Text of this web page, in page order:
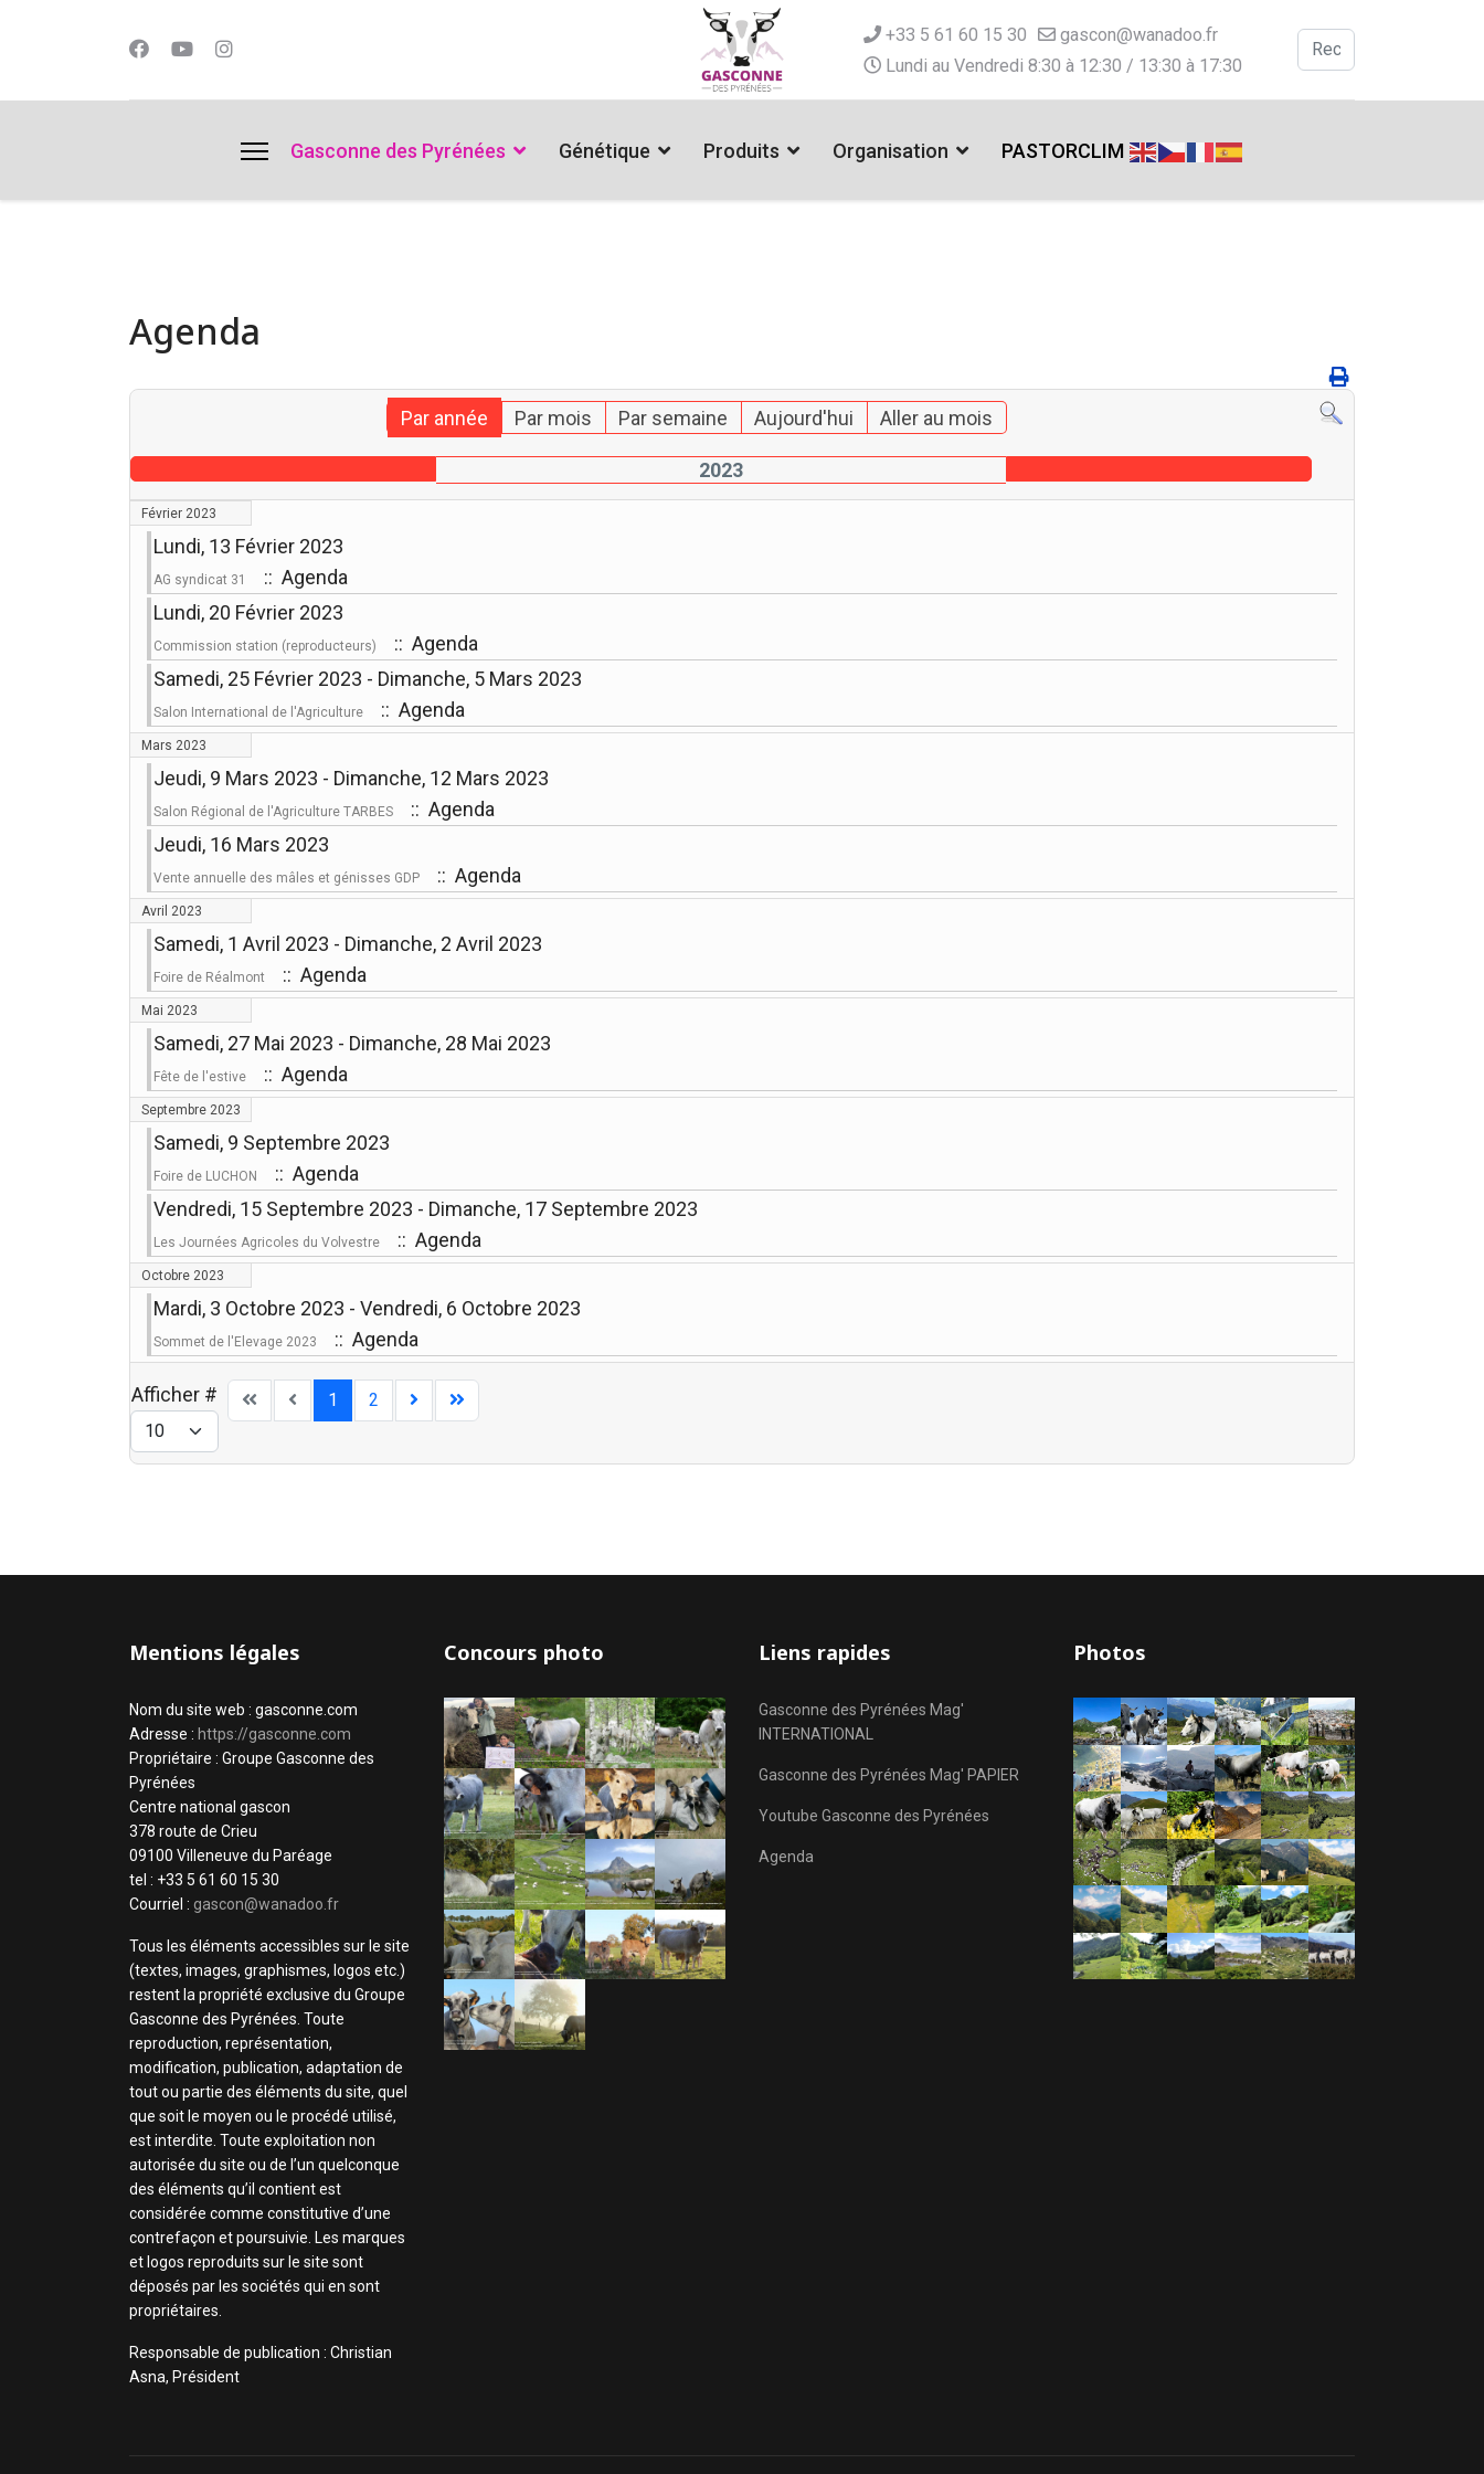
+33 5 61 60 15 30
gascon@wanadoo.fr
Lundi au Vendredi 8:30 à 12:30 / 13:30 à 17:30
Valider
Gasconne des Pyrénées Génétique Produits Organisation PASTORCLIM
Agenda
Par année Par mois Par semaine Aujourd'hui Aller au mois
2023
Février 2023
Lundi, 13 Février 2023
AG syndicat 31
:: Agenda
Lundi, 20 Février 2023
Commission station (reproducteurs)
:: Agenda
Samedi, 25 Février 2023 - Dimanche, 5 Mars 2023
Salon International de l'Agriculture :: Agenda
Mars 2023
Jeudi, 9 Mars 2023 - Dimanche, 12 Mars 2023
Salon Régional de l'Agriculture TARBES
:: Agenda
Jeudi, 16 Mars 2023
Vente annuelle des mâles et génisses GDP :: Agenda
Avril 2023
Samedi, 1 Avril 2023 - Dimanche, 2 Avril 2023
Foire de Réalmont :: Agenda
Mai 2023
Samedi, 27 Mai 2023 - Dimanche, 28 Mai 2023
Fête de l'estive :: Agenda
Septembre 2023
Samedi, 9 Septembre 2023
Foire de LUCHON
:: Agenda
Vendredi, 15 Septembre 2023 - Dimanche, 17 Septembre 2023
Les Journées Agricoles du Volvestre :: Agenda
Octobre 2023
Mardi, 3 Octobre 2023 - Vendredi, 6 Octobre 2023
Sommet de l'Elevage 2023 :: Agenda
Afficher # 1 2
Mentions légales
Nom du site web : gasconne.com
Adresse : https://gasconne.com
Propriétaire : Groupe Gasconne des
Pyrénées
Centre national gascon
378 route de Crieu
09100 Villeneuve du Paréage
tel : +33 5 61 60 15 30
Courriel : gascon@wanadoo.fr
Tous les éléments accessibles sur le site
(textes, images, graphismes, logos etc.)
restent la propriété exclusive du Groupe
Gasconne des Pyrénées. Toute
reproduction, représentation,
modification, publication, adaptation de
tout ou partie des éléments du site, quel
que soit le moyen ou le procédé utilisé,
est interdite. Toute exploitation non
autorisée du site ou de l’un quelconque
des éléments qu’il contient est
considérée comme constitutive d’une
contrefaçon et poursuivie. Les marques
et logos reproduits sur le site sont
déposés par les sociétés qui en sont
propriétaires.
Responsable de publication : Christian
Asna, Président
Concours photo Liens rapides
Gasconne des Pyrénées Mag'
INTERNATIONAL
Gasconne des Pyrénées Mag' PAPIER
Youtube Gasconne des Pyrénées
Agenda
Photos